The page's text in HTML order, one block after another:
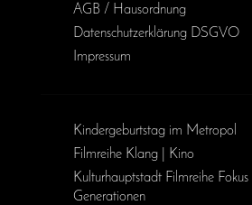
AGB / Haus­ordnung
Daten­schutz­erklärung DSGVO
Impressum
Kinder­geburts­tag im Metropol
Filmreihe Klang | Kino
Kulturhauptstadt Filmreihe
Generationen